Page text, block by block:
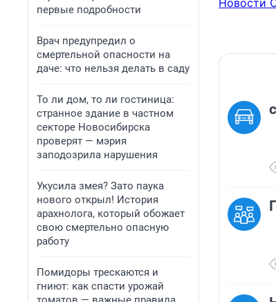
первые подробности
Врач предупредил о
смертельной опасности на
даче: что нельзя делать в саду
То ли дом, то ли гостиница:
странное здание в частном
секторе Новосибирска
проверят — мэрия
заподозрила нарушения
Укусила змея? Зато паука
нового открыл! История
арахнолога, который обожает
свою смертельно опасную
работу
Помидоры трескаются и
гниют: как спасти урожай
Новости